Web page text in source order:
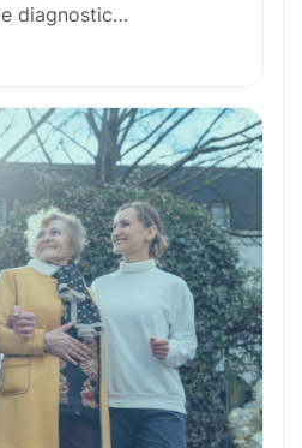
vous intéresser
diagnostic…